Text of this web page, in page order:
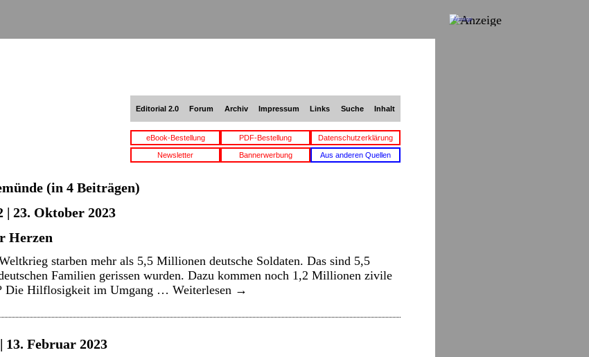
Editorial 2.0 Forum Archiv Impressum Links Suche Inhalt
eBook-Bestellung PDF-Bestellung Datenschutzerklärung
Newsletter Bannerwerbung Aus anderen Quellen
(in 4 Beiträgen)
| 23. Oktober 2023
Herzen
starben mehr als 5,5 Millionen deutsche Soldaten. Das sind 5,5
Familien gerissen wurden. Dazu kommen noch 1,2 Millionen zivile
Die Hilflosigkeit im Umgang … Weiterlesen →
13. Februar 2023
Anzeige